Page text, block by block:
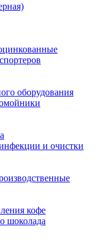
оборудования
и очистки
кофе
шоколада